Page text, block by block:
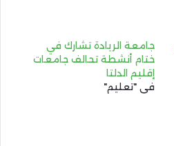
جامعة الريادة تشارك في
ختام أنشطة تحالف جامعات
إقليم الدلتا
في "تعليم"